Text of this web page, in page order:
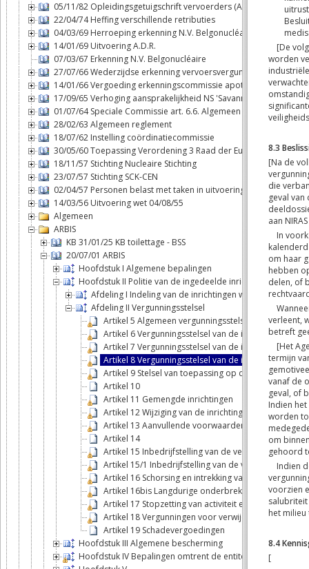
05/11/82 Opleidingsgetuigschrift vervoerders (ADR)
22/04/74 Heffing verschillende retributies
04/03/69 Herroeping erkenning N.V. Belgonucléaire
14/01/69 Uitvoering A.D.R.
07/03/67 Erkenning N.V. Belgonucléaire
27/07/66 Wederzijdse erkenning vervoersvergunningen binnen
14/01/66 Vergoeding erkenningscommissie apothekers
17/09/65 Verhoging aansprakelijkheid NS 'Savannah'
01/07/64 Speciale Commissie art. 6.6. Algemeen reglement
28/02/63 Algemeen reglement
18/07/62 Instelling coördinatiecommissie
30/05/60 Toepassing Verordening 3 Raad der Europese
18/11/57 Stichting Nucleaire Stichting
23/07/57 Stichting SCK-CEN
02/04/57 Personen belast met taken in uitvoering van de wet 04/
14/03/56 Uitvoering wet 04/08/55
Algemeen
ARBIS
KB 31/01/25 KB toilettage - BSS
20/07/01 ARBIS
Hoofdstuk I Algemene bepalingen
Hoofdstuk II Politie van de ingedeelde inrichtingen
Afdeling I Indeling van de inrichtingen waar
Afdeling II Vergunningsstelsel
Artikel 5 Algemeen vergunningsstelsel
Artikel 6 Vergunningsstelsel van de inrichtingen van
Artikel 7 Vergunningsstelsel van de inrichtingen van
Artikel 8 Vergunningsstelsel van de inrichtingen van
Artikel 9 Stelsel van toepassing op de
Artikel 10
Artikel 11 Gemengde inrichtingen
Artikel 12 Wijziging van de inrichting
Artikel 13 Aanvullende voorwaarden en wijziging
Artikel 14
Artikel 15 Inbedrijfstelling van de vergunde
Artikel 15/1 Inbedrijfstelling van de vergunde
Artikel 16 Schorsing en intrekking van de
Artikel 16bis Langdurige onderbreking van een
Artikel 17 Stopzetting van activiteit en ontmanteling
Artikel 18 Vergunningen voor verwijdering,
Artikel 19 Schadevergoedingen
Hoofdstuk III Algemene bescherming
Hoofdstuk IV Bepalingen omtrent de entiteiten die het